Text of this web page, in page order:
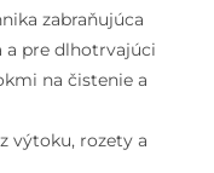
zabraňujúca
a pre dlhotrvajúci
na čistenie a
výtoku, rozety a